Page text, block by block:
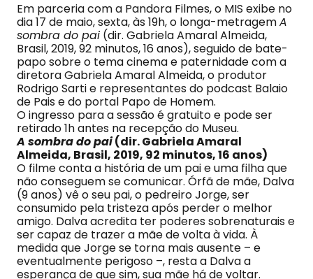
Em parceria com a Pandora Filmes, o MIS exibe no
dia 17 de maio, sexta, às 19h, o longa-metragemA
sombra do pai (dir. Gabriela Amaral Almeida,
Brasil, 2019, 92 minutos, 16 anos), seguido de bate-
papo sobre o tema cinema e paternidade com a
diretora Gabriela Amaral Almeida, o produtor
Rodrigo Sarti e representantes do podcast Balaio
de Pais e do portal Papo de Homem.
O ingresso para a sessão é gratuito e pode ser
retirado 1h antes na recepção do Museu.
A sombra do pai(dir. Gabriela Amaral
Almeida, Brasil, 2019, 92 minutos, 16 anos)
O filme conta a história de um pai e uma filha que
não conseguem se comunicar. Órfã de mãe, Dalva
(9 anos) vê o seu pai, o pedreiro Jorge, ser
consumido pela tristeza após perder o melhor
amigo. Dalva acredita ter poderes sobrenaturais e
ser capaz de trazer a mãe de volta à vida. À
medida que Jorge se torna mais ausente – e
eventualmente perigoso –, resta a Dalva a
esperança de que sim, sua mãe há de voltar.​